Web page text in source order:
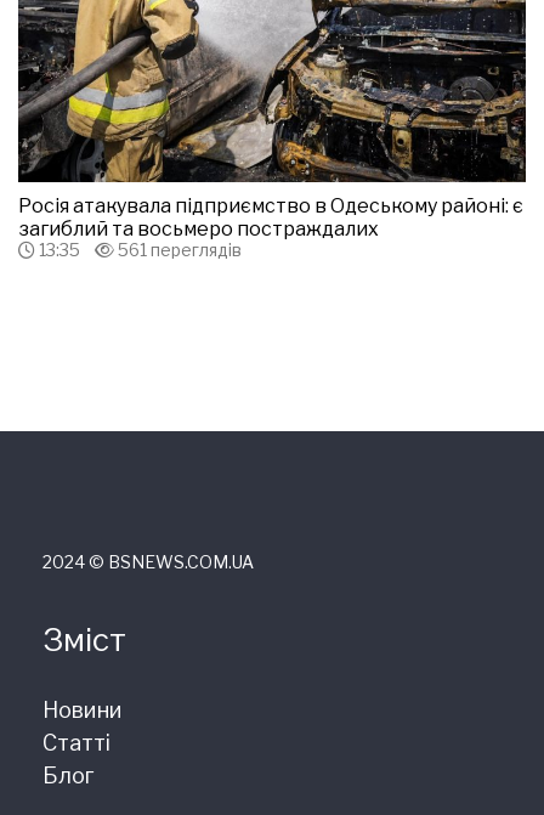
Росія атакувала підприємство в Одеському районі: є
загиблий та восьмеро постраждалих
13:35 561 переглядів
2024 © ВSNEWS.COM.UA
Зміст
Новини
Статті
Блог